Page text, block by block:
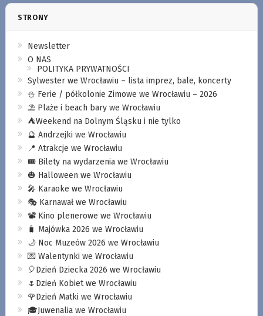
STRONY
Newsletter
O NAS
POLITYKA PRYWATNOŚCI
Sylwester we Wrocławiu – lista imprez, bale, koncerty
⛄️ Ferie / półkolonie Zimowe we Wrocławiu – 2026
⛱️ Plaże i beach bary we Wrocławiu
⛺️Weekend na Dolnym Śląsku i nie tylko
🔮 Andrzejki we Wrocławiu
📍 Atrakcje we Wrocławiu
🎟️ Bilety na wydarzenia we Wrocławiu
🎃 Halloween we Wrocławiu
🎤 Karaoke we Wrocławiu
🎭 Karnawał we Wrocławiu
📽️ Kino plenerowe we Wrocławiu
🧳 Majówka 2026 we Wrocławiu
🌙 Noc Muzeów 2026 we Wrocławiu
💌 Walentynki we Wrocławiu
🎈Dzień Dziecka 2026 we Wrocławiu
🌷Dzień Kobiet we Wrocławiu
🌹Dzień Matki we Wrocławiu
🎓Juwenalia we Wrocławiu